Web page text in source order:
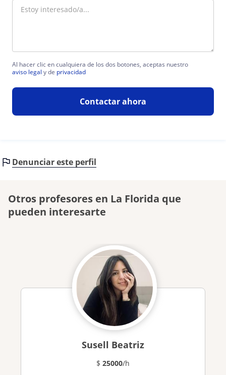
Al hacer clic en cualquiera de los dos botones, aceptas nuestro
aviso legal y de privacidad
Contactar ahora
Denunciar este perfil
Otros profesores en La Florida que
pueden interesarte
Susell Beatriz
$ 25000/h